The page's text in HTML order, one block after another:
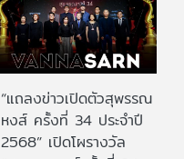
“แถลงข่าวเปิดตัวสุพรรณ
หงส์ ครั้งที่ 34 ประจำปี
2568” เปิดโผรางวัล